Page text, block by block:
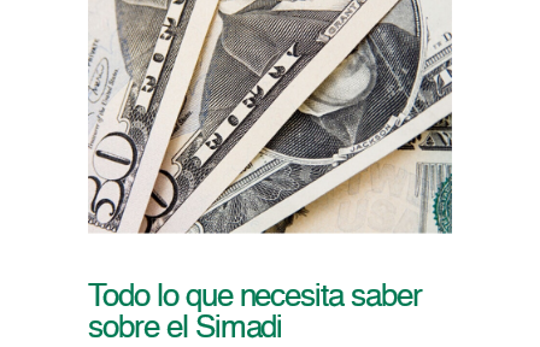
Todo lo que necesita saber
sobre el Simadi